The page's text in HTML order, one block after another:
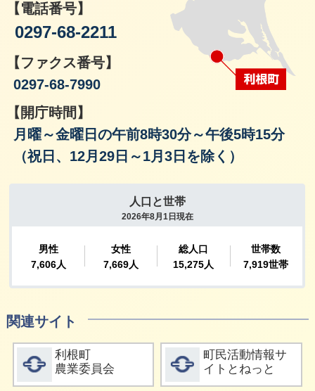
【電話番号】
0297-68-2211
【ファクス番号】
0297-68-7990
【開庁時間】
月曜～金曜日の午前8時30分～午後5時15分
（祝日、12月29日～1月3日を除く）
関連サイト
詳細をみる
利根町
農業委員会
詳細をみる
町民活動情報サ
イトとねっと